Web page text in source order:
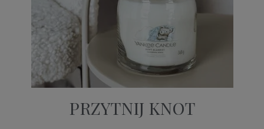
PRZYTNIJ KNOT